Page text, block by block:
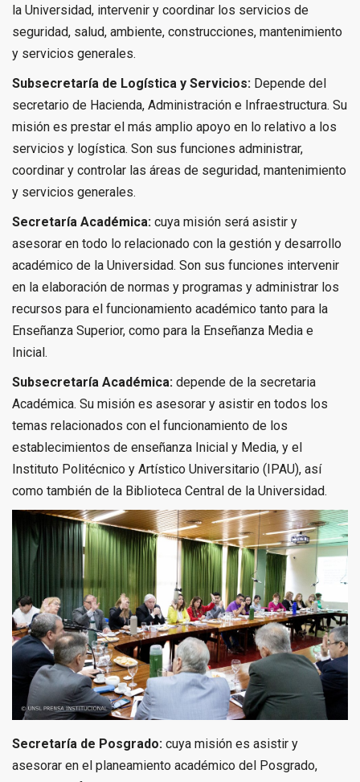
la Universidad, intervenir y coordinar los servicios de
seguridad, salud, ambiente, construcciones, mantenimiento
y servicios generales.
Subsecretaría de Logística y Servicios: Depende del
secretario de Hacienda, Administración e Infraestructura. Su
misión es prestar el más amplio apoyo en lo relativo a los
servicios y logística. Son sus funciones administrar,
coordinar y controlar las áreas de seguridad, mantenimiento
y servicios generales.
Secretaría Académica: cuya misión será asistir y
asesorar en todo lo relacionado con la gestión y desarrollo
académico de la Universidad. Son sus funciones intervenir
en la elaboración de normas y programas y administrar los
recursos para el funcionamiento académico tanto para la
Enseñanza Superior, como para la Enseñanza Media e
Inicial.
Subsecretaría Académica: depende de la secretaria
Académica. Su misión es asesorar y asistir en todos los
temas relacionados con el funcionamiento de los
establecimientos de enseñanza Inicial y Media, y el
Instituto Politécnico y Artístico Universitario (IPAU), así
como también de la Biblioteca Central de la Universidad.
Secretaría de Posgrado: cuya misión es asistir y
asesorar en el planeamiento académico del Posgrado,